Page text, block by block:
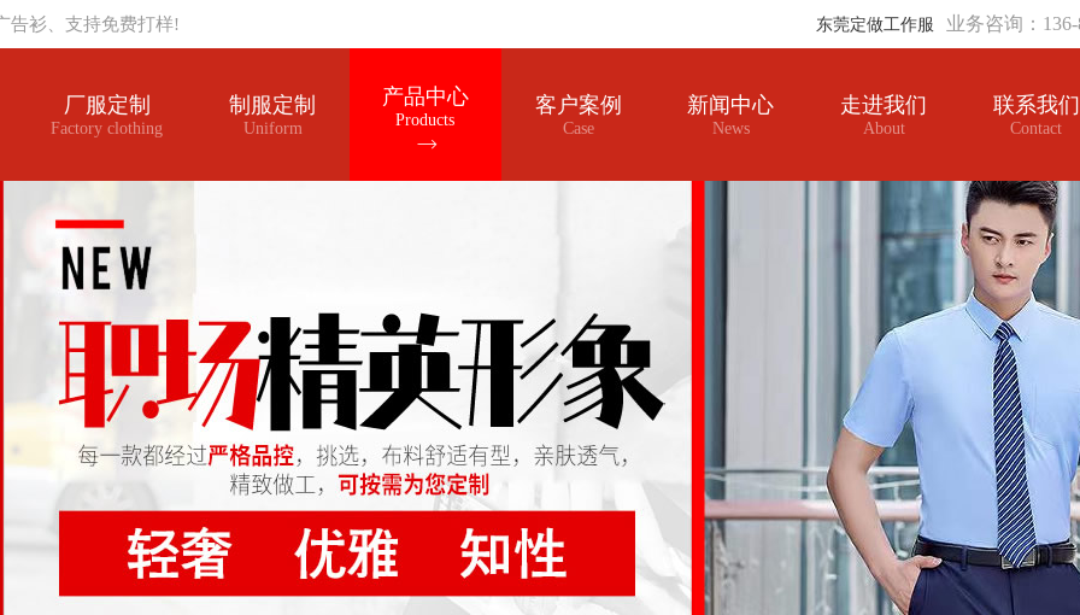
告衫、支持免费打样! 东莞定做工作服 业务咨询：
厂服定制
Factory clothing
制服定制
Uniform
产品中心
Products
客户案例
Case
新闻中心
News
走进我们
About
联系我们
Contact